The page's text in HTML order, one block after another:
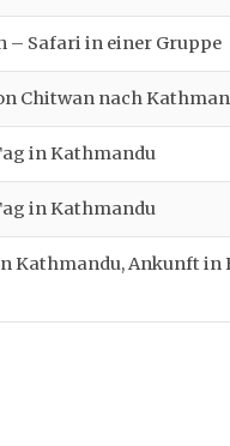
– Safari in einer Gruppe
Chitwan nach
in Kathmandu
in Kathmandu
Kathmandu, Ankunft in